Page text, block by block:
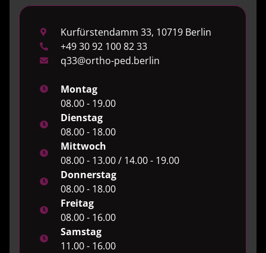
Kurfürstendamm 33, 10719 Berlin
+49 30 92 100 82 33
q33@ortho-ped.berlin
Montag
08.00 - 19.00
Dienstag
08.00 - 18.00
Mittwoch
08.00 - 13.00 / 14.00 - 19.00
Donnerstag
08.00 - 18.00
Freitag
08.00 - 16.00
Samstag
11.00 - 16.00